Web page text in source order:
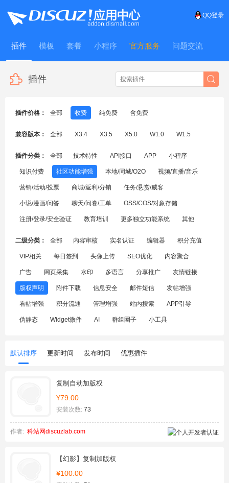
QQ登录
插件 模板 套餐 小程序 官方服务 问题交流
WitFrame
插件
插件价格： 全部 收费 纯免费 含免费
兼容版本： 全部 X3.4 X3.5 X5.0 W1.0 W1.5
插件分类： 全部 技术特性 API接口 APP 小程序
知识付费 社区功能增强 本地/同城/O2O 视频/直播/音乐
营销/活动/投票 商城/返利/分销 任务/悬赏/威客
小说/漫画/问答 聊天/问卷/工单 OSS/COS/对象存储
注册/登录/安全验证 教育培训 更多独立功能系统 其他
二级分类： 全部 内容审核 实名认证 编辑器 积分充值
VIP相关 每日签到 头像上传 SEO优化 内容聚合
广告 网页采集 水印 多语言 分享推广 友情链接
版权声明 附件下载 信息安全 邮件短信 发帖增强
看帖增强 积分流通 管理增强 站内搜索 APP引导
伪静态 Widget微件 AI 群组圈子 小工具
默认排序 更新时间 发布时间 优惠插件
复制自动加版权
¥79.00
安装次数: 73
作者: 科站网discuzlab.com
【幻影】复制加版权
¥100.00